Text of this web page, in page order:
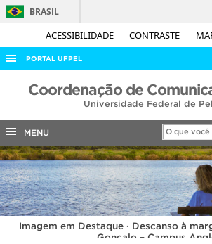
ACESSIBILIDADE CONTRASTE
BRASIL
Acesso
PORTAL UFPEL
ACESSO À INFORMAÇÃO
COBALTO
CONCURSOS
EDITAIS
INTERNACIONAL
OUVIDORIA
Coordenação de
Universidade Federal de
MENU
Imagem em Destaque · Descanso à
Gonçalo – Campus